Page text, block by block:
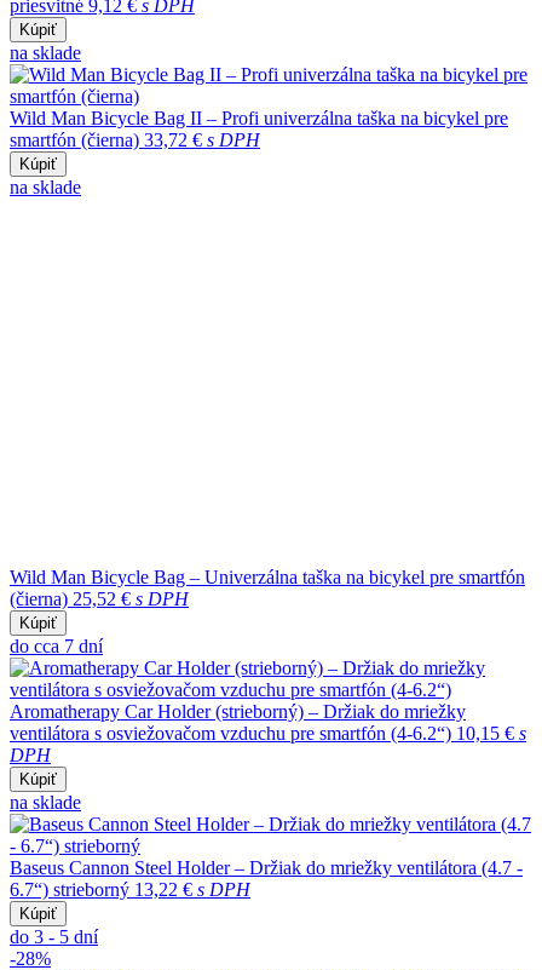
priesvitné 9,12 € s DPH
Kúpiť
na sklade
Wild Man Bicycle Bag II – Profi univerzálna taška na bicykel pre
smartfón (čierna) 33,72 € s DPH
Kúpiť
na sklade
Wild Man Bicycle Bag – Univerzálna taška na bicykel pre smartfón
(čierna) 25,52 € s DPH
Kúpiť
do cca 7 dní
Aromatherapy Car Holder (strieborný) – Držiak do mriežky
ventilátora s osviežovačom vzduchu pre smartfón (4-6.2“) 10,15 € s
DPH
Kúpiť
na sklade
Baseus Cannon Steel Holder – Držiak do mriežky ventilátora (4.7 -
6.7“) strieborný 13,22 € s DPH
Kúpiť
do 3 - 5 dní
-28%